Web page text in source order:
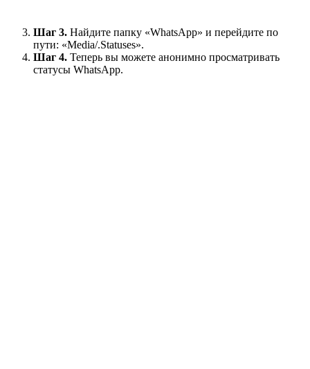
Шаг 3. Найдите папку «WhatsApp» и перейдите по
пути: «Media/.Statuses».
Шаг 4. Теперь вы можете анонимно просматривать
статусы WhatsApp.